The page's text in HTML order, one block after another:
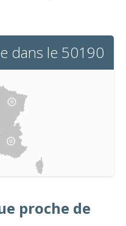
dans le 50190
proche de